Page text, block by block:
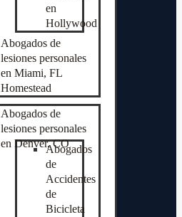
en
Hollywood
Abogados de
lesiones personales
en Miami, FL
Homestead
Abogados de
lesiones personales
en Denver, COAbogados
de
Accidentes
de
Bicicleta